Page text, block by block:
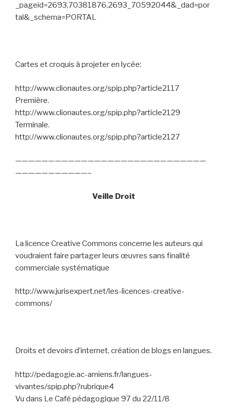
_pageid=2693,70381876,2693_70592044&_dad=por
tal&_schema=PORTAL
Cartes et croquis à projeter en lycée:
http://www.clionautes.org/spip.php?article2117
Première.
http://www.clionautes.org/spip.php?article2129
Terminale.
http://www.clionautes.org/spip.php?article2127
—————————————————————————————
———————————–
Veille Droit
La licence Creative Commons concerne les auteurs qui
voudraient faire partager leurs œuvres sans finalité
commerciale systématique
http://www.jurisexpert.net/les-licences-creative-
commons/
Droits et devoirs d’internet, création de blogs en langues.
http://pedagogie.ac-amiens.fr/langues-
vivantes/spip.php?rubrique4
Vu dans Le Café pédagogique 97 du 22/11/8